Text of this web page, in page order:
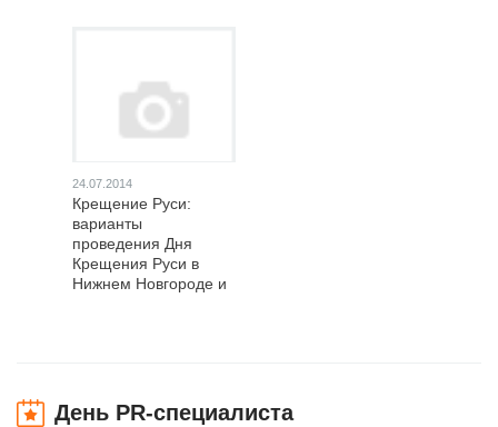
24.07.2014
Крещение Руси:
варианты
проведения Дня
Крещения Руси в
Нижнем Новгороде и
День PR-специалиста